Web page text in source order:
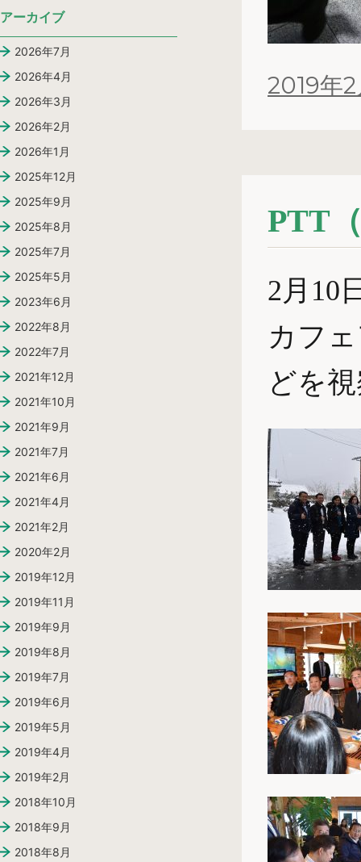
投
稿
2019年
PTT
2月10
カフ
どを
アーカイブ
2026年7月
2026年4月
2026年3月
2026年2月
2026年1月
2025年12月
2025年9月
2025年8月
2025年7月
2025年5月
2023年6月
2022年8月
2022年7月
2021年12月
2021年10月
2021年9月
2021年7月
2021年6月
2021年4月
2021年2月
2020年2月
2019年12月
2019年11月
2019年9月
2019年8月
2019年7月
2019年6月
2019年5月
2019年4月
2019年2月
2018年10月
2018年9月
2018年8月